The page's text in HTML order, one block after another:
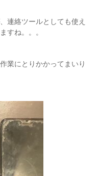
連絡ツールとしても使え
すね。。。
業にとりかかってまいり